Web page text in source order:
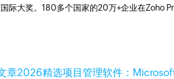
际大奖。180多个国家的20万+企业在Zoho
章2026精选项目管理软件：